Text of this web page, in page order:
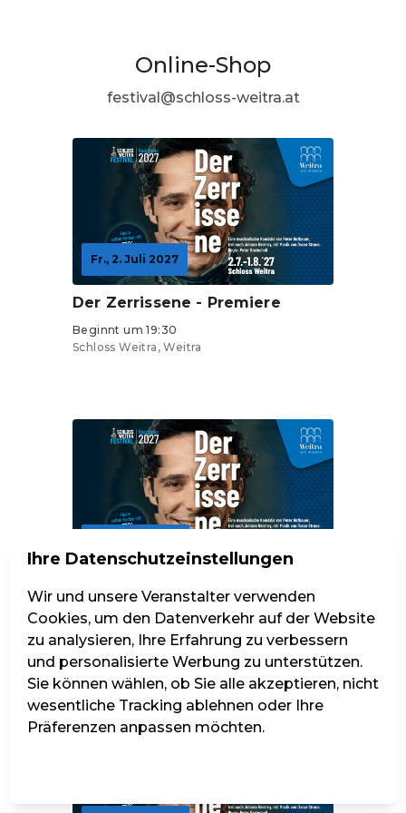
Online-Shop
festival@schloss-weitra.at
Fr., 2. Juli 2027
Der Zerrissene - Premiere
Beginnt um 19:30
Schloss Weitra, Weitra
Beginnt um 15:00
Schloss Weitra, Weitra
Tickets ab 38,25 €
Ihre Datenschutzeinstellungen
Wir und unsere Veranstalter verwenden
Cookies, um den Datenverkehr auf der Website
zu analysieren, Ihre Erfahrung zu verbessern
und personalisierte Werbung zu unterstützen.
Sie können wählen, ob Sie alle akzeptieren, nicht
wesentliche Tracking ablehnen oder Ihre
Präferenzen anpassen möchten.